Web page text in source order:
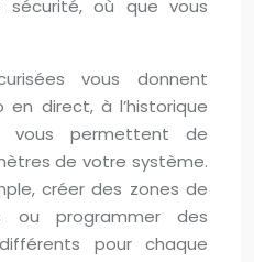
où que vous
vous donnent
direct, à l’historique
vous permettent de
de votre système.
créer des zones de
ou programmer des
pour chaque